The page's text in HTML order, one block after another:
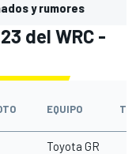
y rumores
del WRC -
EQUIPO
Toyota GR